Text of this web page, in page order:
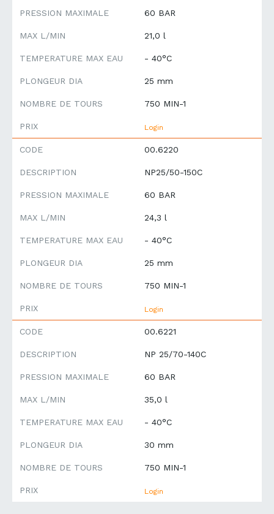
PRESSION MAXIMALE 60 BAR
MAX L/MIN 21,0 l
TEMPERATURE MAX EAU - 40°C
PLONGEUR DIA 25 mm
NOMBRE DE TOURS 750 MIN-1
PRIX Login
CODE 00.6220
DESCRIPTION NP25/50-150C
PRESSION MAXIMALE 60 BAR
MAX L/MIN 24,3 l
TEMPERATURE MAX EAU - 40°C
PLONGEUR DIA 25 mm
NOMBRE DE TOURS 750 MIN-1
PRIX Login
CODE 00.6221
DESCRIPTION NP 25/70-140C
PRESSION MAXIMALE 60 BAR
MAX L/MIN 35,0 l
TEMPERATURE MAX EAU - 40°C
PLONGEUR DIA 30 mm
NOMBRE DE TOURS 750 MIN-1
PRIX Login